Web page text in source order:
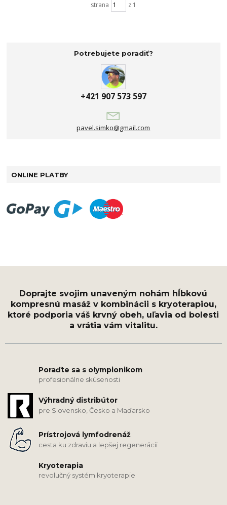
strana z 1
Potrebujete poradiť?
+421 907 573 597
pavel.simko@gmail.com
ONLINE PLATBY
Poraďte sa s olympionikom
profesionálne skúsenosti
Výhradný distribútor
pre Slovensko, Česko a Maďarsko
Prístrojová lymfodrenáž
cesta ku zdraviu a lepšej regenerácii
Kryoterapia
revolučný systém kryoterapie